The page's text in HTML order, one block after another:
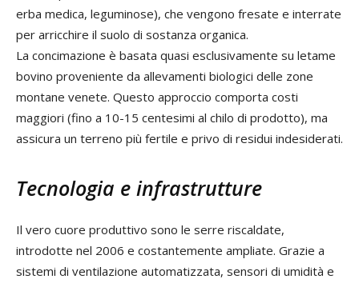
erba medica, leguminose), che vengono fresate e interrate
per arricchire il suolo di sostanza organica.
La concimazione è basata quasi esclusivamente su letame
bovino proveniente da allevamenti biologici delle zone
montane venete. Questo approccio comporta costi
maggiori (fino a 10-15 centesimi al chilo di prodotto), ma
assicura un terreno più fertile e privo di residui indesiderati.
Tecnologia e infrastrutture
Il vero cuore produttivo sono le serre riscaldate,
introdotte nel 2006 e costantemente ampliate. Grazie a
sistemi di ventilazione automatizzata, sensori di umidità e